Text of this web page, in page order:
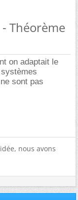
Théorème
on adaptait le
sont pas
nous avons